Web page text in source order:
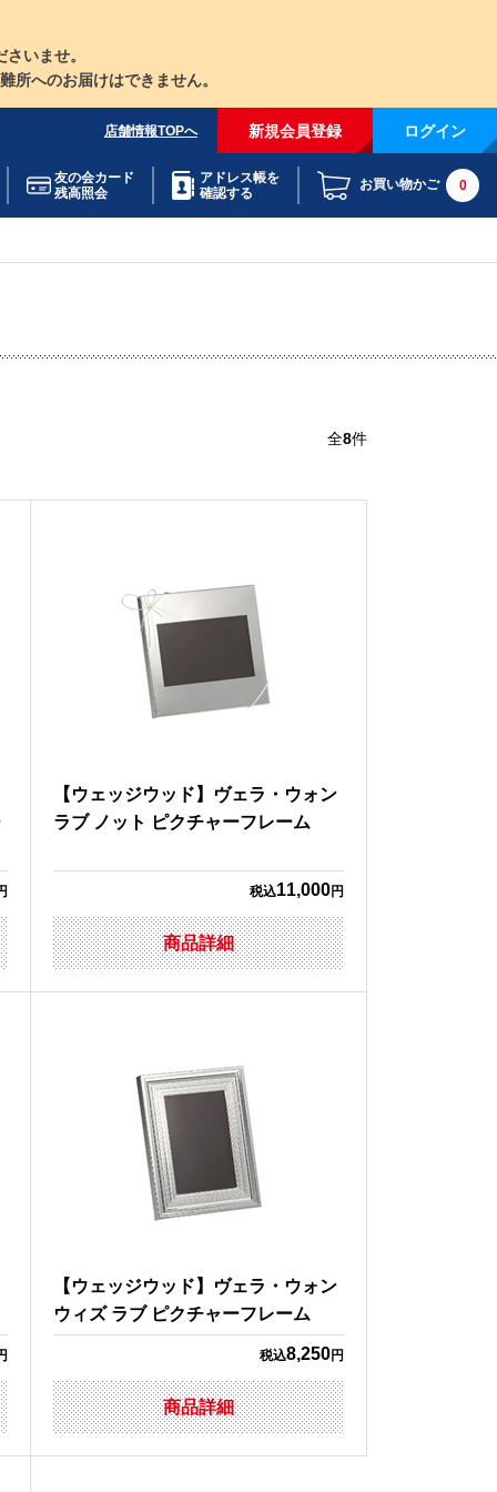
いませ。
へのお届けはできません。
店舗情報TOPへ 新規会員登録 ログイン
友の会カード
残高照会
アドレス帳を
確認する
お買い物かご 0
全8件
【ウェッジウッド】ヴェラ・ウォン
ラブ ノット ピクチャーフレーム
税込11,000円
商品詳細
【ウェッジウッド】ヴェラ・ウォン
ウィズ ラブ ピクチャーフレーム
税込8,250円
商品詳細